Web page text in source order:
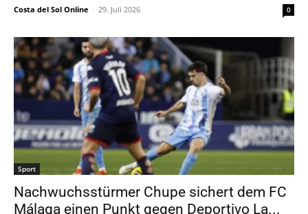
Costa del Sol Online - 29. Juli 2026 0
Sport
Nachwuchsstürmer Chupe sichert dem FC
Málaga einen Punkt gegen Deportivo La...